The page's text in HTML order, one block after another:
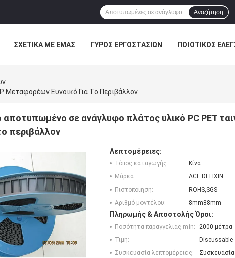
Αναζήτηση
ΣΧΕΤΙΚΆ ΜΕ ΕΜΆΣ ΓΎΡΟΣ ΕΡΓΟΣΤΑΣΊΩΝ ΠΟΙΟΤΙΚΌΣ
Μεταφορέων Ευνοϊκό Για Το Περιβάλλον
αποτυπωμένο σε ανάγλυφο πλάτος υλικό PC PET
περιβάλλον
Λεπτομέρειες:
Τόπος καταγωγής:
Κίνα
Μάρκα:
ACE DELIXIN
Πιστοποίηση:
ROHS,SGS
Αριθμό μοντέλου:
8mm88mm
Πληρωμής & Αποστολής Όροι:
Ποσότητα παραγγελίας min:
2000 μέτρα
Τιμή:
Discussable
Συσκευασία λεπτομέρειες: